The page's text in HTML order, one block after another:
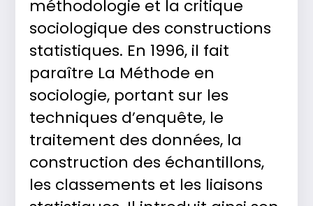
méthodologie et la critique
sociologique des constructions
statistiques. En 1996, il fait
paraître La Méthode en
sociologie, portant sur les
techniques d’enquête, le
traitement des données, la
construction des échantillons,
les classements et les liaisons